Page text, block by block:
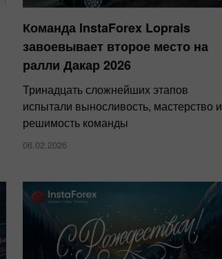
Команда InstaForex Loprais
завоевывает второе место на
ралли Дакар 2026
Тринадцать сложнейших этапов
испытали выносливость, мастерство и
решимость команды
06.02.2026